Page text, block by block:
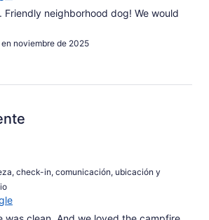
Friendly neighborhood dog! We would
noviembre de 2025
check-in, comunicación, ubicación y